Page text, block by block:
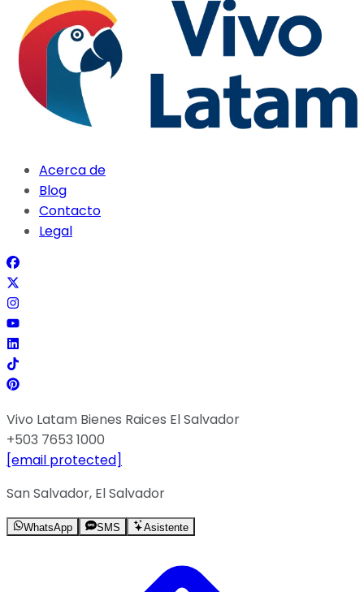
Acerca de
Blog
Contacto
Legal
Vivo Latam Bienes Raices El Salvador
+503 7653 1000
[email protected]
San Salvador, El Salvador
WhatsApp SMS Asistente